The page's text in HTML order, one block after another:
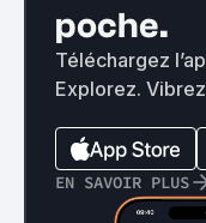
poche.
Téléchargez
Explorez.
EN SAVOIR PLUS